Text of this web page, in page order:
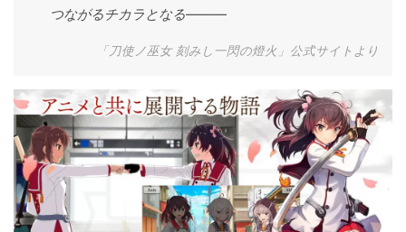
つながるチカラとなる―――
「刀使ノ巫女 刻みし一閃の燈火」公式サイトより